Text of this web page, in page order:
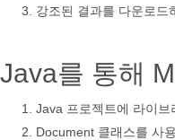
강조된 결과를 다운로드
Java를 통해
Java 프로젝트에 라이브
Document 클래스를 사